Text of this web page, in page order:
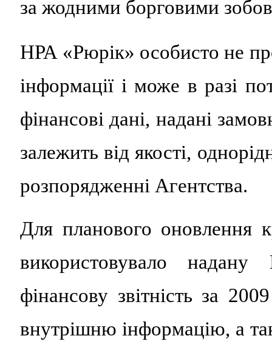
за жодними борговими
НРА «Рюрік» особисто не
інформації і може в разі
фінансові дані, надані
залежить від якості,
розпорядженні Агентства.
Для планового оновлення
використовувало
фінансову звітність за
внутрішню інформацію, а